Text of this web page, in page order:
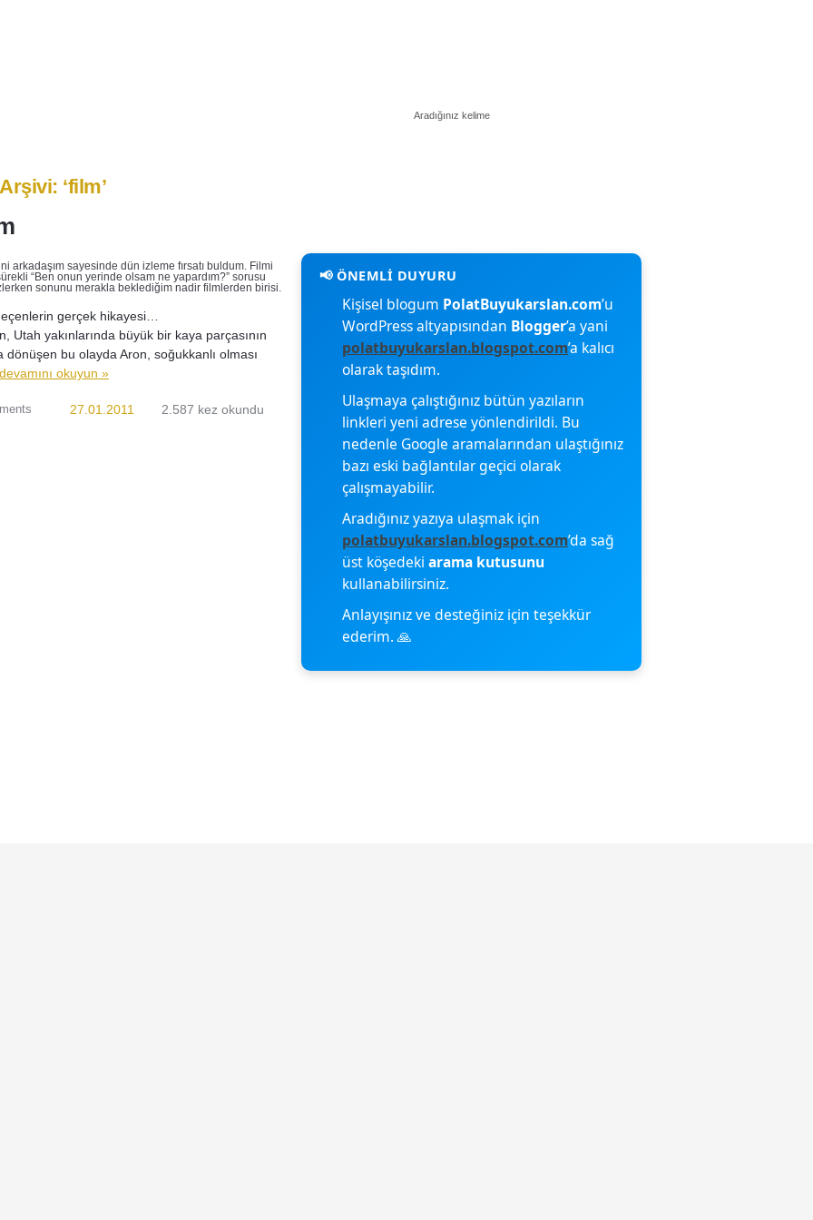
‘film’
arkadaşım sayesinde dün izleme fırsatı buldum. Filmi
“Ben onun yerinde olsam ne yapardım?” sorusu
sonunu merakla beklediğim nadir filmlerden birisi.
gerçek hikayesi…
Utah yakınlarında büyük bir kaya parçasının
dönüşen bu olayda Aron, soğukkanlı olması
devamını okuyun »
27.01.2011 2.587 kez okundu
Kişisel blogum PolatBuyukarslan.com’u
WordPress altyapısından Blogger’a yani
polatbuyukarslan.blogspot.com’a kalıcı
olarak taşıdım.
Ulaşmaya çalıştığınız bütün yazıların
linkleri yeni adrese yönlendirildi. Bu
nedenle Google aramalarından ulaştığınız
bazı eski bağlantılar geçici olarak
çalışmayabilir.
Aradığınız yazıya ulaşmak için
polatbuyukarslan.blogspot.com’da sağ
üst köşedeki arama kutusunu
kullanabilirsiniz.
Anlayışınız ve desteğiniz için teşekkür
ederim. 🙏